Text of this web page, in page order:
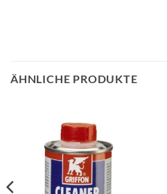
ÄHNLICHE PRODUKTE